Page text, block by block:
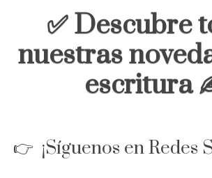
✅ Descubre
nuestras
escritura
👉 ¡Síguenos en Redes